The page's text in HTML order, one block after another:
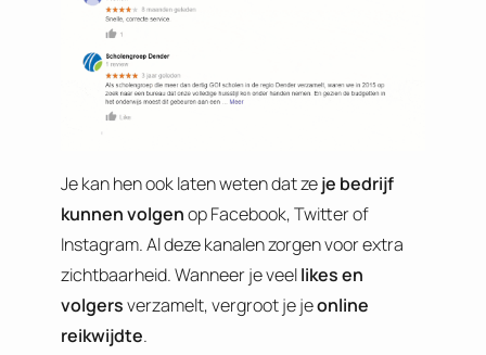
Je kan hen ook laten weten dat zeje bedrijf
kunnen volgenop Facebook, Twitter of
Instagram. Al deze kanalen zorgen voor extra
zichtbaarheid. Wanneer je veellikes en
volgersverzamelt, vergroot je jeonline
reikwijdte.